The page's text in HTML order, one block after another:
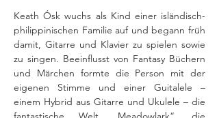
Keath Ósk wuchs als Kind einer isländisch-
philippinischen Familie auf und begann früh
damit, Gitarre und Klavier zu spielen sowie
zu singen. Beeinflusst von Fantasy Büchern
und Märchen formte die Person mit der
eigenen Stimme und einer Guitalele –
einem Hybrid aus Gitarre und Ukulele – die